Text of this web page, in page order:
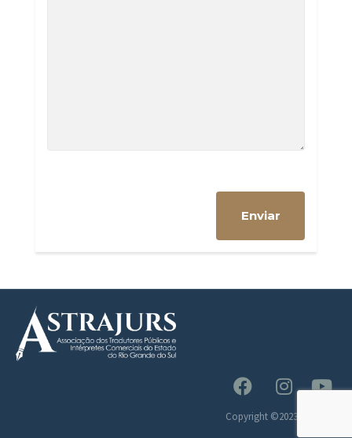
Copyright ©2023 Astrajurs